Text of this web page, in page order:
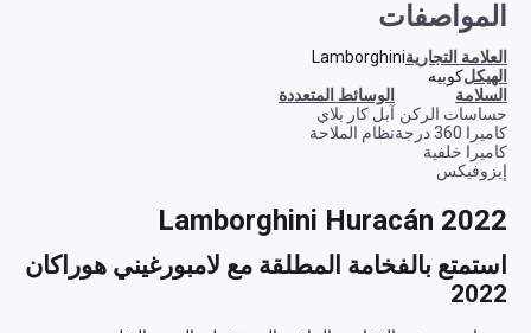
المواصفات
العلامة التجاريةLamborghini
الهيكلكوبيه
السلامة
حساسات الركن
كاميرا 360 درجة
كاميرا خلفية
إيزوفيكس
الوسائط المتعددة
آبل كار بلاي
نظام الملاحة
Lamborghini Huracán 2022
2022